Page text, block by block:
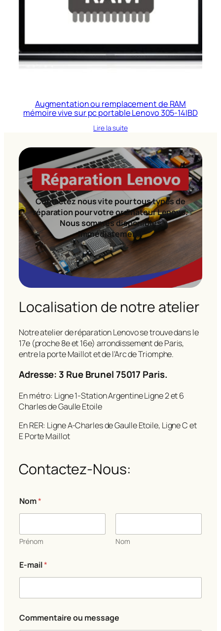
Augmentation ou remplacement de RAM
mémoire vive sur pc portable Lenovo 305-14IBD
Lire la suite
Contactez nous vite pour tous types de
réparation pour votre ordinateur Lenovo.
Nous sommes disponibles
immédiatement!
Localisation de notre atelier
Notre atelier de réparation Lenovo se trouve dans le
17e (proche 8e et 16e) arrondissement de Paris,
entre la porte Maillot et de l’Arc de Triomphe.
Adresse: 3 Rue Brunel 75017 Paris.
En métro: Ligne 1-Station Argentine Ligne 2 et 6
Charles de Gaulle Etoile
En RER: Ligne A-Charles de Gaulle Etoile, Ligne C et
E Porte Maillot
Contactez-Nous:
Nom*
Prénom Nom
m
e
s
g
e
E-mail*
Commentaire ou message